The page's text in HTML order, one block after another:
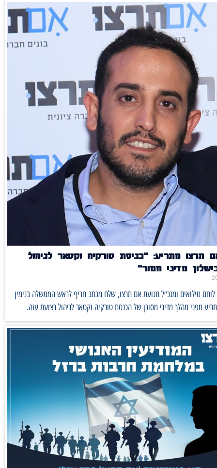
תרצו מתריע: ״כניסת טורקיה וקטאר לניהול
מדיני חמור״
מילואים ומנכ״ל תנועת אם תרצו, שלח מכתב חריף לראש הממשלה בנימין
מפני מהלך מדיני מסוכן של הכנסת טורקיה וקטאר לניהול רצועת עזה.